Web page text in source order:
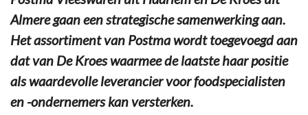
Almere gaan een strategische samenwerking aan.
Het assortiment van Postma wordt toegevoegd aan
dat van De Kroes waarmee de laatste haar positie
als waardevolle leverancier voor foodspecialisten
en -ondernemers kan versterken.